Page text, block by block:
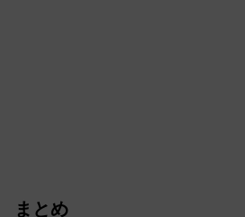
まとめ